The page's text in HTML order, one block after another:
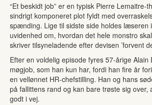
“Et beskidt job” er en typisk Pierre Lemaitre-
sindrigt komponeret plot fyldt med
spænding. Lige til sidste side holdes læseren
uvidenhed om, hvordan det hele monstro
skriver tilsyneladende efter devisen ’forvent
Efter en voldelig episode fyres 57-årige Alain
møgjob, som han kun har, fordi han fire år
en vellønnet HR-chefstilling. Han og hans
på fallittens rand og kan bare trøste sig over,
godt i vej.